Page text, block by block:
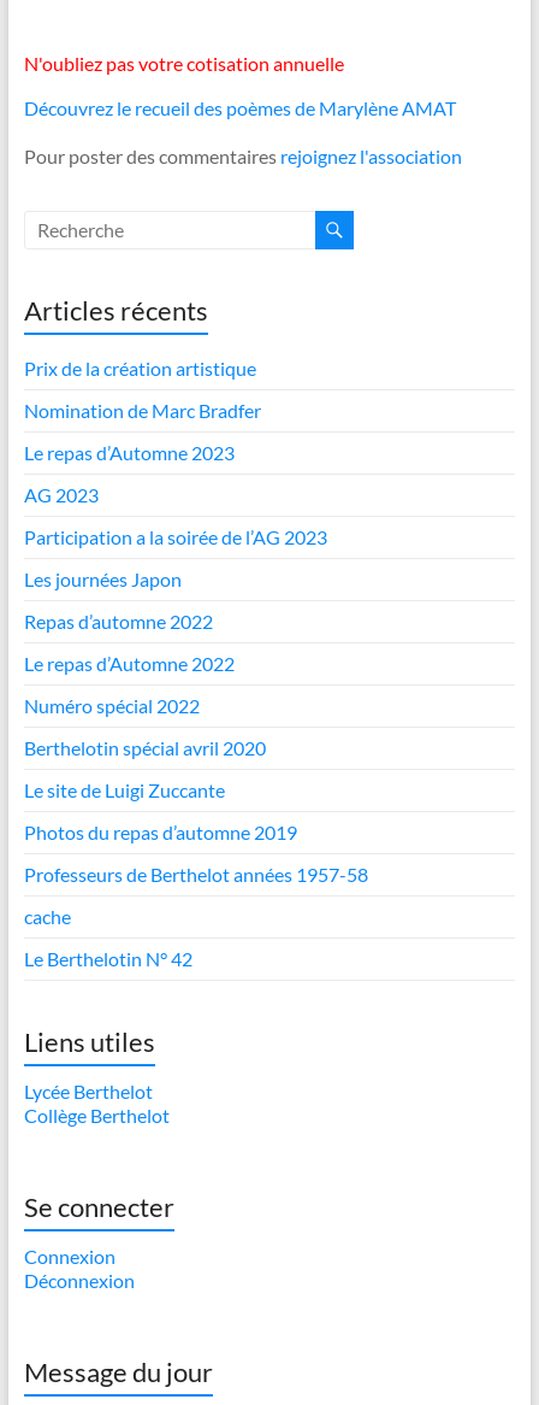
N'oubliez pas votre cotisation annuelle
Découvrez le recueil des poèmes de Marylène AMAT
Pour poster des commentaires rejoignez l'association
Articles récents
Prix de la création artistique
Nomination de Marc Bradfer
Le repas d’Automne 2023
AG 2023
Participation a la soirée de l’AG 2023
Les journées Japon
Repas d’automne 2022
Le repas d’Automne 2022
Numéro spécial 2022
Berthelotin spécial avril 2020
Le site de Luigi Zuccante
Photos du repas d’automne 2019
Professeurs de Berthelot années 1957-58
cache
Le Berthelotin N° 42
Liens utiles
Lycée Berthelot
Collège Berthelot
Se connecter
Connexion
Déconnexion
Message du jour